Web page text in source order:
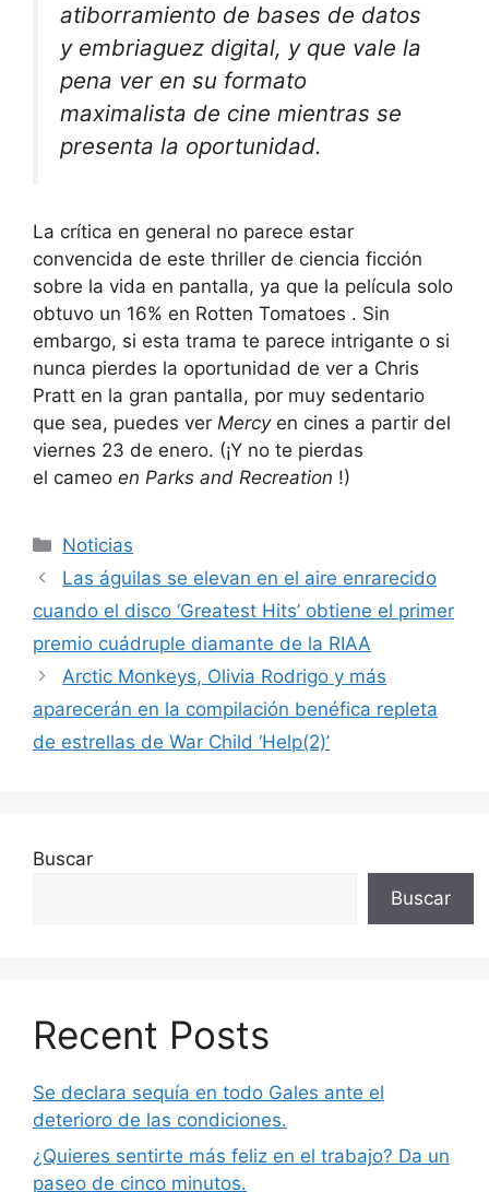
atiborramiento de bases de datos
y embriaguez digital, y que vale la
pena ver en su formato
maximalista de cine mientras se
presenta la oportunidad.
La crítica en general no parece estar
convencida de este thriller de ciencia ficción
sobre la vida en pantalla, ya que la película solo
obtuvo un 16% en Rotten Tomatoes . Sin
embargo, si esta trama te parece intrigante o si
nunca pierdes la oportunidad de ver a Chris
Pratt en la gran pantalla, por muy sedentario
que sea, puedes ver Mercyen cines a partir del
viernes 23 de enero. (¡Y no te pierdas
el cameo en Parks and Recreation !)
Categorías
Noticias
Las águilas se elevan en el aire enrarecido
cuando el disco ‘Greatest Hits’ obtiene el primer
premio cuádruple diamante de la RIAA
Arctic Monkeys, Olivia Rodrigo y más
aparecerán en la compilación benéfica repleta
de estrellas de War Child ‘Help(2)’
Buscar
Buscar
Recent Posts
Se declara sequía en todo Gales ante el
deterioro de las condiciones.
¿Quieres sentirte más feliz en el trabajo? Da un
paseo de cinco minutos.